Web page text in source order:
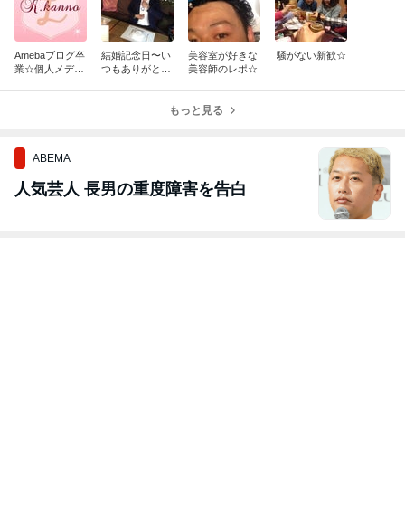
Amebaブログ卒
業☆個人メディ
結婚記念日〜い
つもありがと
美容室が好きな
美容師のレポ☆
騒がない新歓☆
もっと見る
ABEMA
人気芸人 長男の重度障害を告白